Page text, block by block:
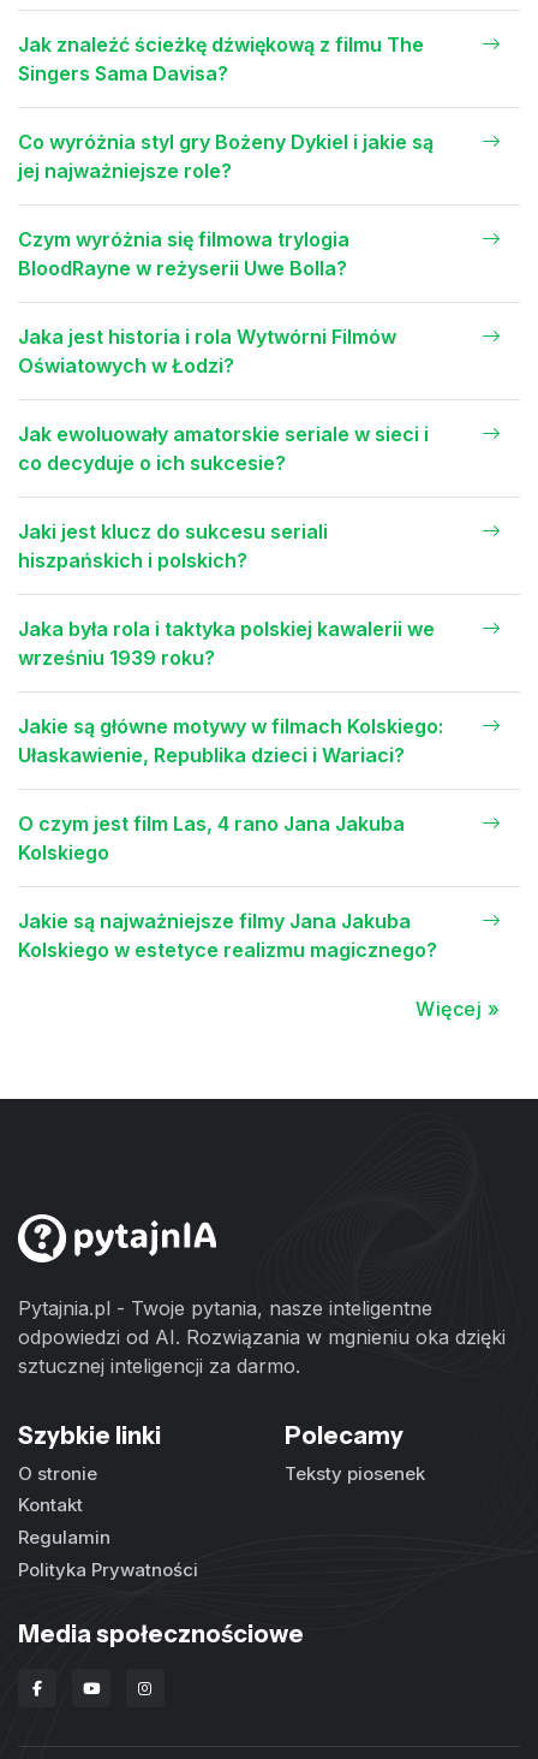
Jak znaleźć ścieżkę dźwiękową z filmu The
Singers Sama Davisa?
Co wyróżnia styl gry Bożeny Dykiel i jakie są
jej najważniejsze role?
Czym wyróżnia się filmowa trylogia
BloodRayne w reżyserii Uwe Bolla?
Jaka jest historia i rola Wytwórni Filmów
Oświatowych w Łodzi?
Jak ewoluowały amatorskie seriale w sieci i
co decyduje o ich sukcesie?
Jaki jest klucz do sukcesu seriali
hiszpańskich i polskich?
Jaka była rola i taktyka polskiej kawalerii we
wrześniu 1939 roku?
Jakie są główne motywy w filmach Kolskiego:
Ułaskawienie, Republika dzieci i Wariaci?
O czym jest film Las, 4 rano Jana Jakuba
Kolskiego
Jakie są najważniejsze filmy Jana Jakuba
Kolskiego w estetyce realizmu magicznego?
Więcej »
Pytajnia.pl - Twoje pytania, nasze inteligentne
odpowiedzi od AI. Rozwiązania w mgnieniu oka dzięki
sztucznej inteligencji za darmo.
Szybkie linki
O stronie
Kontakt
Regulamin
Polityka Prywatności
Polecamy
Teksty piosenek
Media społecznościowe